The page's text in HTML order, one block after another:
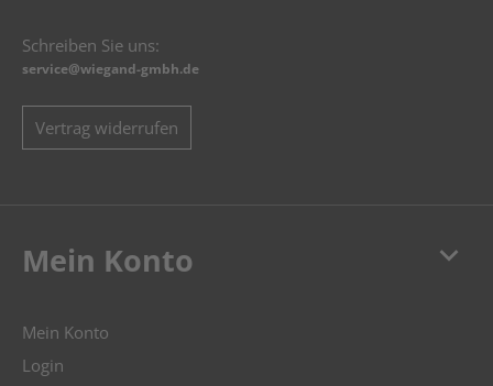
Schreiben Sie uns:
service@wiegand-gmbh.de
Vertrag widerrufen
keyboard_arrow_down
Mein Konto
Mein Konto
Login